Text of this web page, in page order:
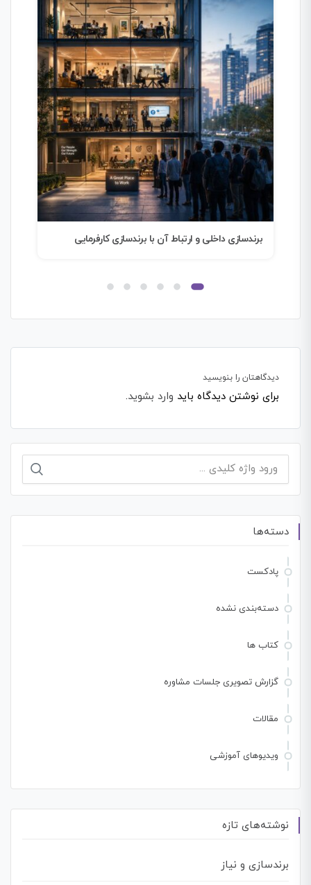
برندسازی؛ هنر خلق آینده
دیدگاهتان را بنویسید
برای نوشتن دیدگاه باید وارد بشوید.
جستجو
برای:
دسته‌ها
پادکست
دسته‌بندی نشده
کتاب ها
گزارش تصویری جلسات مشاوره
مقالات
ویدیوهای آموزشی
نوشته‌های تازه
برندسازی و نیاز